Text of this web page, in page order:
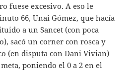
fuese excesivo. A eso le
66, Unai Gómez, que hacía
a un Sancet (con poca
sacó un corner con rosca y
(en disputa con Dani Vivian)
poniendo el 0 a 2 en el